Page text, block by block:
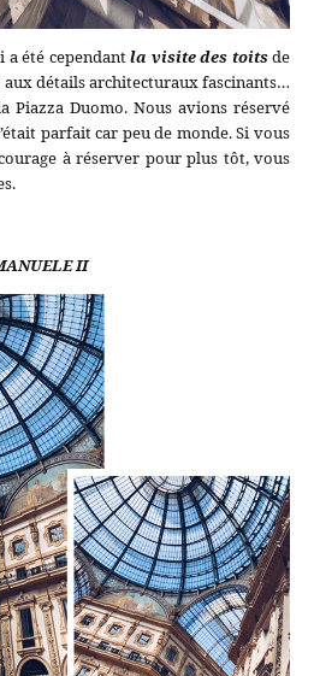
a été cependantla visite des toitsde
aux détails architecturaux fascinants…
Piazza Duomo. Nous avions réservé
parfait car peu de monde. Si vous
à réserver pour plus tôt, vous
II